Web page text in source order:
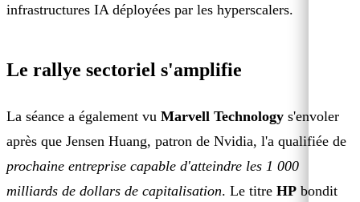
infrastructures IA déployées par les hyperscalers.
Le rallye sectoriel s'amplifie
La séance a également vu Marvell Technology s'envoler
après que Jensen Huang, patron de Nvidia, l'a qualifiée de
prochaine entreprise capable d'atteindre les 1 000
milliards de dollars de capitalisation. Le titre HP bondit